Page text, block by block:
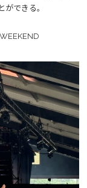
できる。